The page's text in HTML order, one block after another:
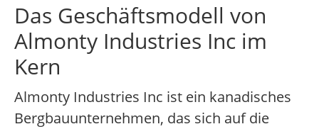
Das Geschäftsmodell von
Almonty Industries Inc im
Kern
Almonty Industries Inc ist ein kanadisches
Bergbauunternehmen, das sich auf die